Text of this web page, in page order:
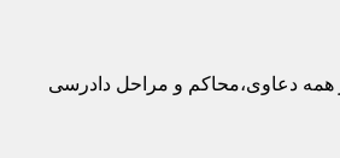
دعاوی،محاکم و مراحل دادرسی